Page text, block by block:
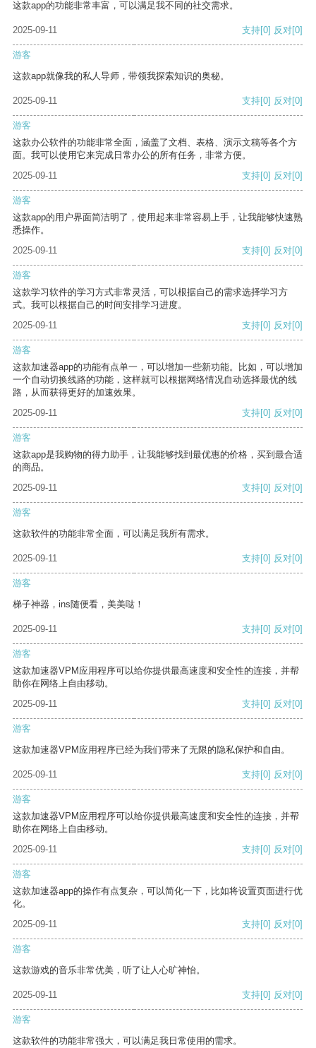
这款app的功能非常丰富，可以满足我不同的社交需求。
2025-09-11 支持[0] 反对[0]
游客
这款app就像我的私人导师，带领我探索知识的奥秘。
2025-09-11 支持[0] 反对[0]
游客
这款办公软件的功能非常全面，涵盖了文档、表格、演示文稿等各个方
面。我可以使用它来完成日常办公的所有任务，非常方便。
2025-09-11
支持[0] 反对[0]
游客
这款app的用户界面简洁明了，使用起来非常容易上手，让我能够快速熟
悉操作。
2025-09-11
支持[0] 反对[0]
游客
这款学习软件的学习方式非常灵活，可以根据自己的需求选择学习方
式。我可以根据自己的时间安排学习进度。
2025-09-11
支持[0] 反对[0]
游客
这款加速器app的功能有点单一，可以增加一些新功能。比如，可以增加
一个自动切换线路的功能，这样就可以根据网络情况自动选择最优的线
路，从而获得更好的加速效果。
2025-09-11
支持[0] 反对[0]
游客
这款app是我购物的得力助手，让我能够找到最优惠的价格，买到最合适
的商品。
2025-09-11
支持[0] 反对[0]
游客
这款软件的功能非常全面，可以满足我所有需求。
2025-09-11 支持[0] 反对[0]
游客
梯子神器，ins随便看，美美哒！
2025-09-11 支持[0] 反对[0]
游客
这款加速器VPM应用程序可以给你提供最高速度和安全性的连接，并帮
助你在网络上自由移动。
2025-09-11
支持[0] 反对[0]
游客
这款加速器VPM应用程序已经为我们带来了无限的隐私保护和自由。
2025-09-11 支持[0] 反对[0]
游客
这款加速器VPM应用程序可以给你提供最高速度和安全性的连接，并帮
助你在网络上自由移动。
2025-09-11
支持[0] 反对[0]
游客
这款加速器app的操作有点复杂，可以简化一下，比如将设置页面进行优
化。
2025-09-11
支持[0] 反对[0]
游客
这款游戏的音乐非常优美，听了让人心旷神怡。
2025-09-11 支持[0] 反对[0]
游客
这款软件的功能非常强大，可以满足我日常使用的需求。